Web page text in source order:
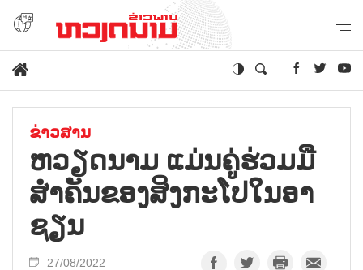
ຂ່າວສານ
ຫວຽດ​ນາມ ແມ່ນ​ຄູ່​ຮ່ວມ​ມື​
ສຳ​ຄັນ​ຂອງ​ສິງ​ກະ​ໂປ​ໃນ​ອາ​
ຊຽນ
27/08/2022